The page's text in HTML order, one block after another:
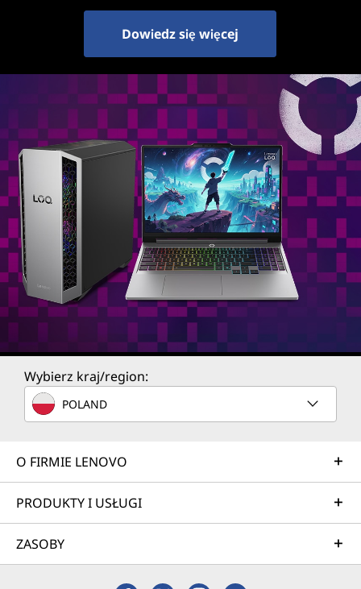
Dowiedz się więcej
Wybierz kraj/region:
POLAND
O FIRMIE LENOVO
PRODUKTY I USŁUGI
ZASOBY